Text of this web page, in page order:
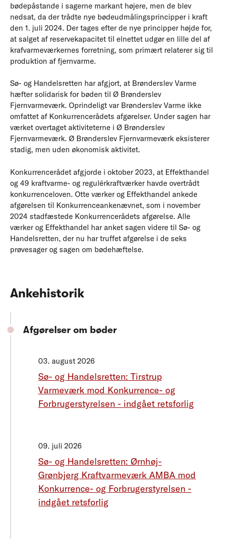
bødepåstande i sagerne markant højere, men de blev
nedsat, da der trådte nye bødeudmålingsprincipper i kraft
den 1. juli 2024. Der tages efter de nye principper højde for,
at salget af reservekapacitet til elnettet udgør en lille del af
krafvarmeværkernes forretning, som primært relaterer sig til
produktion af fjernvarme.
Sø- og Handelsretten har afgjort, at Brønderslev Varme
hæfter solidarisk for bøden til Ø Brønderslev
Fjernvarmeværk. Oprindeligt var Brønderslev Varme ikke
omfattet af Konkurrencerådets afgørelser. Under sagen har
værket overtaget aktiviteterne i Ø Brønderslev
Fjernvarmeværk. Ø Brønderslev Fjernvarmeværk eksisterer
stadig, men uden økonomisk aktivitet.
Konkurrencerådet afgjorde i oktober 2023, at Effekthandel
og 49 kraftvarme- og regulérkraftværker havde overtrådt
konkurrenceloven. Otte værker og Effekthandel ankede
afgørelsen til Konkurrenceankenævnet, som i november
2024 stadfæstede Konkurrencerådets afgørelse. Alle
værker og Effekthandel har anket sagen videre til Sø- og
Handelsretten, der nu har truffet afgørelse i de seks
prøvesager og sagen om bødehæftelse.
Ankehistorik
Afgørelser om bøder
03. august 2026
Sø- og Handelsretten: Tirstrup
Varmeværk mod Konkurrence- og
Forbrugerstyrelsen - indgået retsforlig
09. juli 2026
Sø- og Handelsretten: Ørnhøj-
Grønbjerg Kraftvarmeværk AMBA mod
Konkurrence- og Forbrugerstyrelsen -
indgået retsforlig